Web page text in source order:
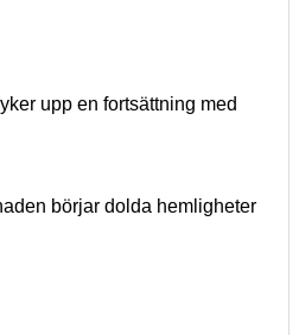
upp en fortsättning med
börjar dolda hemligheter